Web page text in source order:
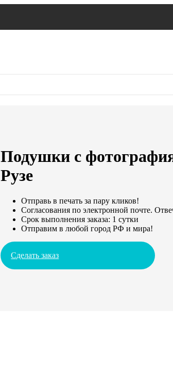
Подушки с
Рузе
Отправь в печать за пару кликов!
Согласования по электронной почте.
Срок выполнения заказа: 1 сутки
Отправим в любой город РФ и мира!
Сделать заказ